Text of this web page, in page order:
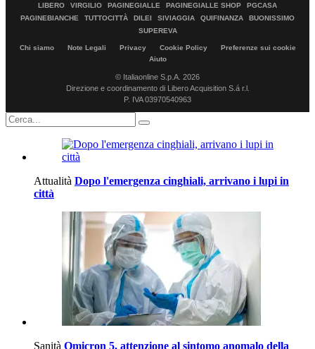
LIBERO VIRGILIO PAGINEGIALLE PAGINEGIALLE SHOP
PGCASA
PAGINEBIANCHE
TUTTOCITTÀ DILEI SIVIAGGIA QUIFINANZA
BUONISSIMO
SUPEREVA
Chi siamo Note Legali Privacy Cookie Policy
Preferenze sui cookie
Aiuto
© Italiaonline S.p.A. 2026
Direzione e coordinamento di Libero Acquisition S.á r.l.
P. IVA 03970540963
Attualità Dopo l'emergenza cinghiali, arrivano i lupi in
città
Sanità Omicron 5, attenzione al sintomo anomalo della